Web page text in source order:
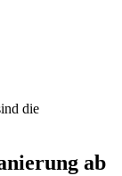
die
ab